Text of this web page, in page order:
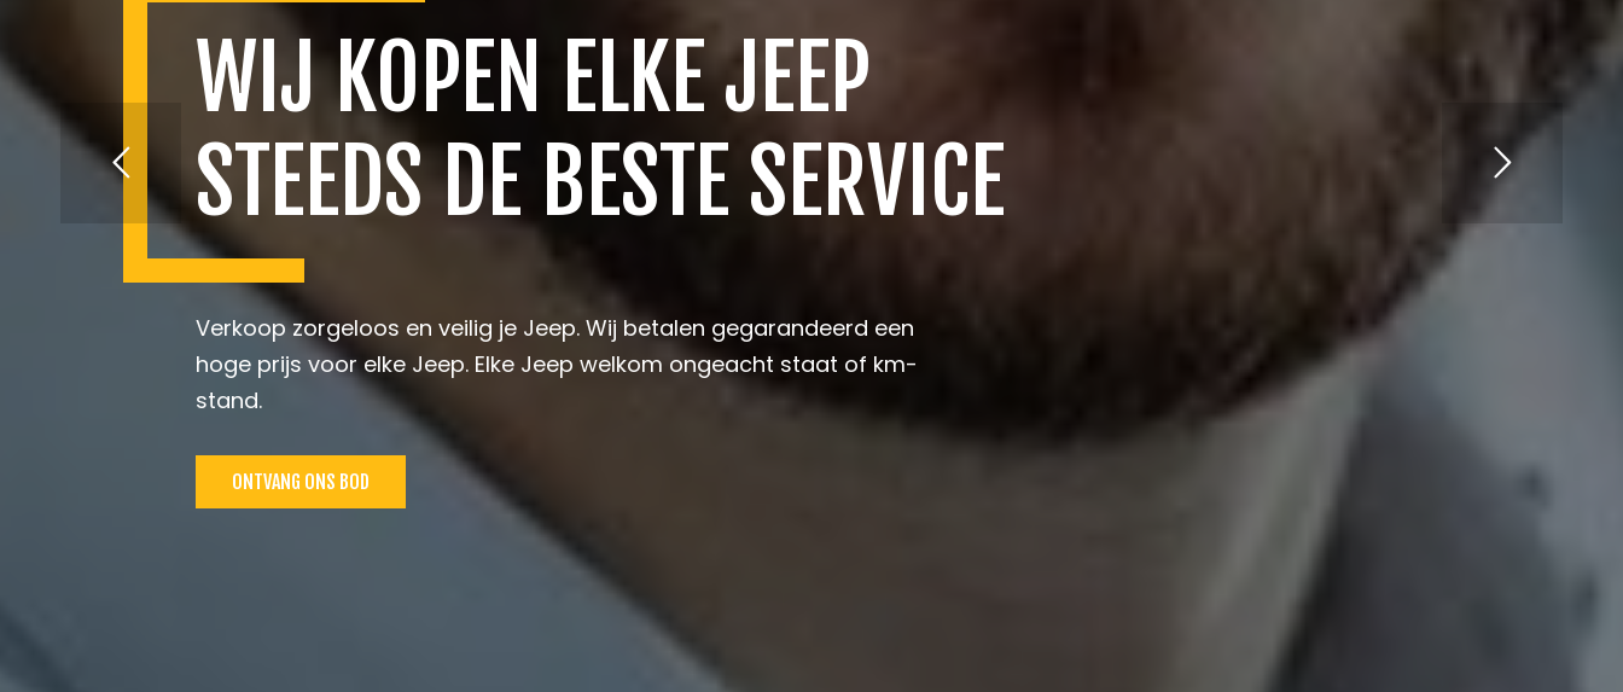
WIJ KOPEN ELKE JEEP
STEEDS DE BESTE SERVICE
Verkoop zorgeloos en veilig je Jeep. Wij betalen gegarandeerd een
hoge prijs voor elke Jeep. Elke Jeep welkom ongeacht staat of km-
stand.
ONTVANG ONS BOD